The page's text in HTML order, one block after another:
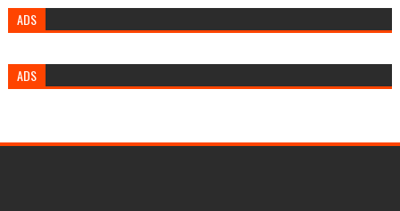
ADS
ADS